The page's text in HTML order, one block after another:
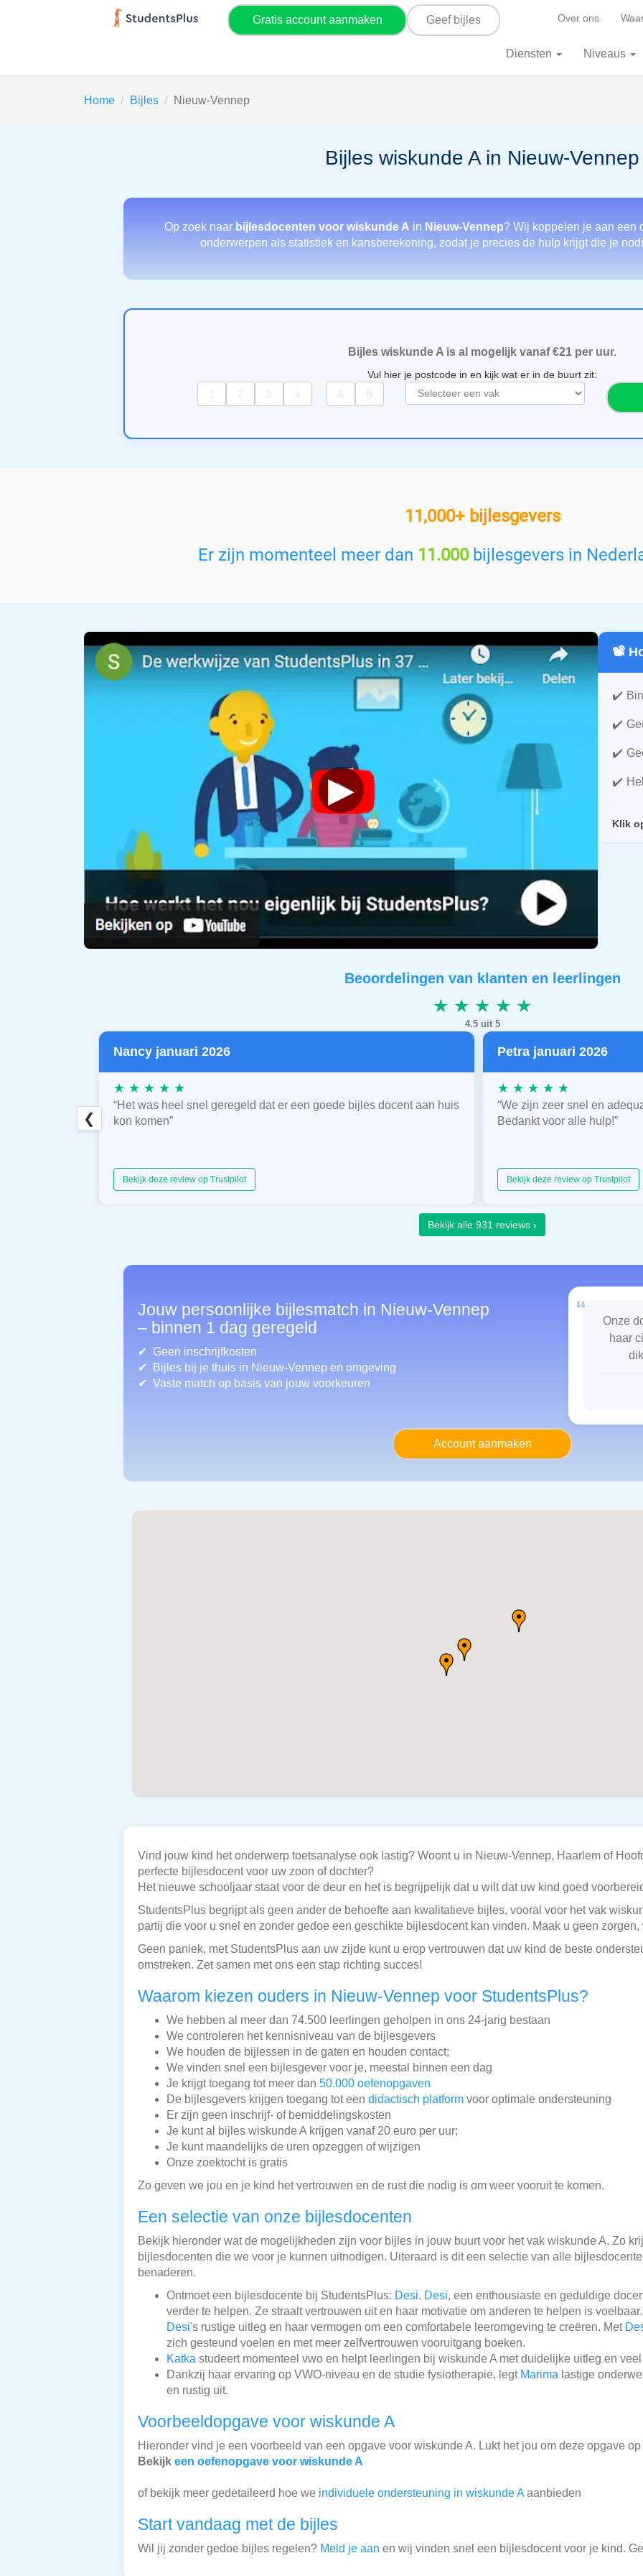
Gratis account aanmaken Geef bijles Over ons
Diensten Niveaus
Home Bijles Nieuw-Vennep
Bijles wiskunde A in Nieuw-Vennep
Op zoek naar bijlesdocenten voor wiskunde A in Nieuw-Vennep? Wij koppelen je aan een
onderwerpen als statistiek en kansberekening, zodat je precies de hulp krijgt die je
Bijles wiskunde A is al mogelijk vanaf €21 per uur.
Vul hier je postcode in en kijk wat er in de buurt zit:
e
e
n
11,000+ bijlesgevers
Er zijn momenteel meer dan 11.000bijlesgevers in
▶
📽️
Klik
Beoordelingen van klanten en leerlingen
★ ★ ★ ★ ★
4.5 uit 5
Nancy januari 2026
★ ★ ★ ★ ★
“Het was heel snel geregeld dat er een goede bijles docent aan huis
kon komen”
Bekijk deze review op Trustpilot
Petra januari 2026
★ ★ ★ ★ ★
“We zijn zeer snel en
Bedankt voor alle hulp!”
Bekijk deze review op Trustpilot
❮
Bekijk alle 931 reviews ›
Jouw persoonlijke bijlesmatch in Nieuw-Vennep
– binnen 1 dag geregeld
Geen inschrijfkosten
Bijles bij je thuis in Nieuw-Vennep en omgeving
Vaste match op basis van jouw voorkeuren
“
Onze
haar
Account aanmaken
Vind jouw kind het onderwerp toetsanalyse ook lastig? Woont u in Nieuw-Vennep, Haarlem of
perfecte bijlesdocent voor uw zoon of dochter?
Het nieuwe schooljaar staat voor de deur en het is begrijpelijk dat u wilt dat uw kind goed
StudentsPlus begrijpt als geen ander de behoefte aan kwalitatieve bijles, vooral voor het vak
partij die voor u snel en zonder gedoe een geschikte bijlesdocent kan vinden. Maak u geen
Geen paniek, met StudentsPlus aan uw zijde kunt u erop vertrouwen dat uw kind de beste
omstreken. Zet samen met ons een stap richting succes!
Waarom kiezen ouders in Nieuw-Vennep voor StudentsPlus?
We hebben al meer dan 74.500 leerlingen geholpen in ons 24-jarig bestaan
We controleren het kennisniveau van de bijlesgevers
We houden de bijlessen in de gaten en houden contact;
We vinden snel een bijlesgever voor je, meestal binnen een dag
Je krijgt toegang tot meer dan 50.000 oefenopgaven
De bijlesgevers krijgen toegang tot een didactisch platform voor optimale ondersteuning
Er zijn geen inschrijf- of bemiddelingskosten
Je kunt al bijles wiskunde A krijgen vanaf 20 euro per uur;
Je kunt maandelijks de uren opzeggen of wijzigen
Onze zoektocht is gratis
Zo geven we jou en je kind het vertrouwen en de rust die nodig is om weer vooruit te komen.
Een selectie van onze bijlesdocenten
Bekijk hieronder wat de mogelijkheden zijn voor bijles in jouw buurt voor het vak wiskunde A. Zo
bijlesdocenten die we voor je kunnen uitnodigen. Uiteraard is dit een selectie van alle
benaderen.
Ontmoet een bijlesdocente bij StudentsPlus: Desi. Desi, een enthousiaste en geduldige
verder te helpen. Ze straalt vertrouwen uit en haar motivatie om anderen te helpen is
Desi's rustige uitleg en haar vermogen om een comfortabele leeromgeving te creëren. Met
zich gesteund voelen en met meer zelfvertrouwen vooruitgang boeken.
Katka studeert momenteel vwo en helpt leerlingen bij wiskunde A met duidelijke uitleg en
Dankzij haar ervaring op VWO-niveau en de studie fysiotherapie, legt Marima lastige
en rustig uit.
Voorbeeldopgave voor wiskunde A
Hieronder vind je een voorbeeld van een opgave voor wiskunde A. Lukt het jou om deze opgave
Bekijk een oefenopgave voor wiskunde A
of bekijk meer gedetaileerd hoe we individuele ondersteuning in wiskunde A aanbieden
Start vandaag met de bijles
Wil jij zonder gedoe bijles regelen? Meld je aan en wij vinden snel een bijlesdocent voor je kind.